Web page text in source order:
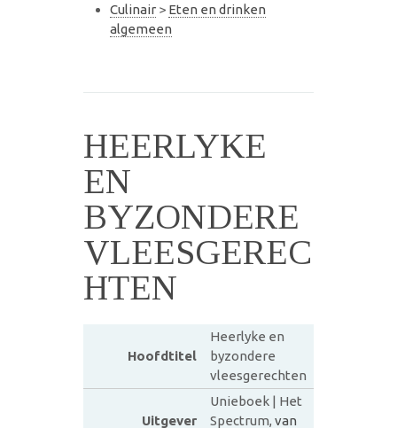
Culinair > Eten en drinken
algemeen
HEERLYKE
EN
BYZONDERE
VLEESGEREC
HTEN
Hoofdtitel
Heerlyke en
byzondere
vleesgerechten
Uitgever
Unieboek | Het
Spectrum, van